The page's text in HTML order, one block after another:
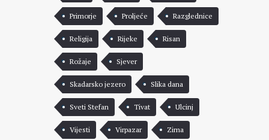
Primorje Proljeće Razglednice
Religija Rijeke Risan
Rožaje Sjever
Skadarsko jezero Slika dana
Sveti Stefan Tivat Ulcinj
Vijesti Virpazar Zima